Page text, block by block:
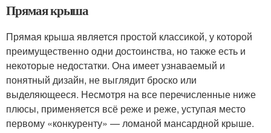
Прямая крыша
Прямая крыша является простой классикой, у которой
преимущественно одни достоинства, но также есть и
некоторые недостатки. Она имеет узнаваемый и
понятный дизайн, не выглядит броско или
выделяющееся. Несмотря на все перечисленные ниже
плюсы, применяется всё реже и реже, уступая место
первому «конкуренту» — ломаной мансардной крыше.